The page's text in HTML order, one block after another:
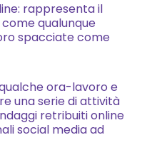
rappresenta il
qualunque
spacciate come
ora-lavoro e
una serie di attività
retribuiti online
social media ad
funzionamento
del sito web.
Statistici
Per consentirci
di migliorare la